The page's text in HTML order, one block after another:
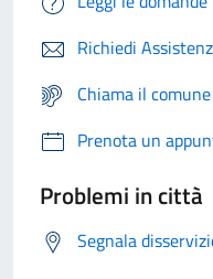
Richiedi
Chiama il
Prenota un
Problemi in città
Segnala